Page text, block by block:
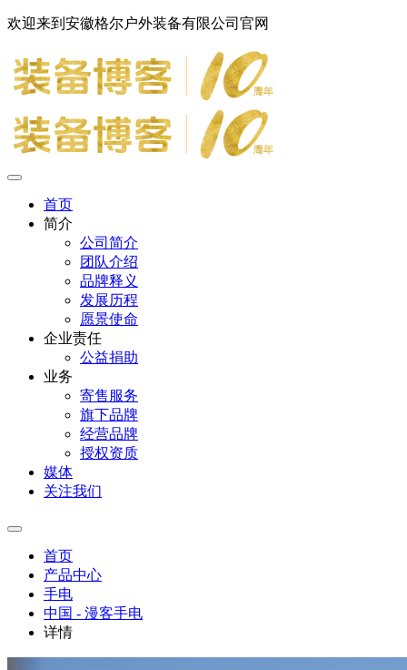
欢迎来到安徽格尔户外装备有限公司官网
首页
简介
公司简介
团队介绍
品牌释义
发展历程
愿景使命
企业责任
公益捐助
业务
寄售服务
旗下品牌
经营品牌
授权资质
媒体
关注我们
首页
产品中心
手电
中国 - 漫客手电
详情